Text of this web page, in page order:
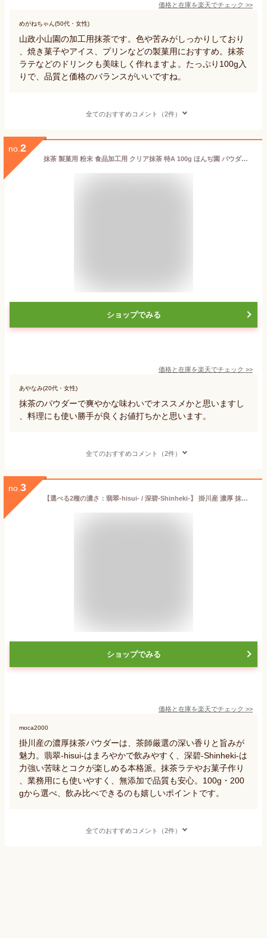
価格と在庫を楽天でチェック >>
めがねちゃん(50代・女性)
山政小山園の加工用抹茶です。色や苦みがしっかりしており
、焼き菓子やアイス、プリンなどの製菓用におすすめ。抹茶
ラテなどのドリンクも美味しく作れますよ。たっぷり100g入
りで、品質と価格のバランスがいいですね。
全てのおすすめコメント（2件）
no. 2
抹茶 製菓用 粉末 食品加工用 クリア抹茶 特A 100g ほんぢ園 パウダー 【別倉庫発送】【返品交換不可】 送料無料
ショップでみる
価格と在庫を楽天でチェック >>
あやなみ(20代・女性)
抹茶のパウダーで爽やかな味わいでオススメかと思いますし
、料理にも使い勝手が良くお値打ちかと思います。
全てのおすすめコメント（2件）
no. 3
【選べる2種の濃さ：翡翠-hisui- / 深碧-Shinheki-】 掛川産 濃厚 抹茶 パウダー 100g / 200g [茶師厳選] 送料無料 飲み比べ 抹茶ラテ お菓子作り 製菓用 カテキン 静岡茶 業務用 緑茶 粉末 無添加 掛川抹茶 お茶旅 木村園
ショップでみる
価格と在庫を楽天でチェック >>
moca2000
掛川産の濃厚抹茶パウダーは、茶師厳選の深い香りと旨みが
魅力。翡翠‐hisui‐はまろやかで飲みやすく、深碧‐Shinheki‐は
力強い苦味とコクが楽しめる本格派。抹茶ラテやお菓子作り
、業務用にも使いやすく、無添加で品質も安心。100g・200
gから選べ、飲み比べできるのも嬉しいポイントです。
全てのおすすめコメント（2件）